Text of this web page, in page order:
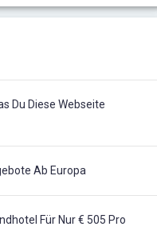
Du Diese Webseite
Ab Europa
Für Nur € 505 Pro